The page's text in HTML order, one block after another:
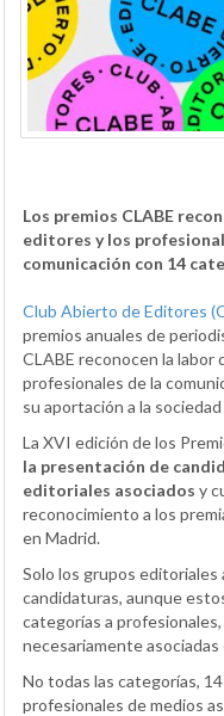
Los premios CLABE
editores y los
comunicación con 14
Club Abierto de Editores
premios anuales de
CLABE reconocen la
profesionales de la
su aportación a la
La XVI edición de los
la presentación de
editoriales asociados y
reconocimiento a los
en Madrid.
Solo los grupos
candidaturas, aunque
categorías a
necesariamente
No todas las categorías,
profesionales de medios